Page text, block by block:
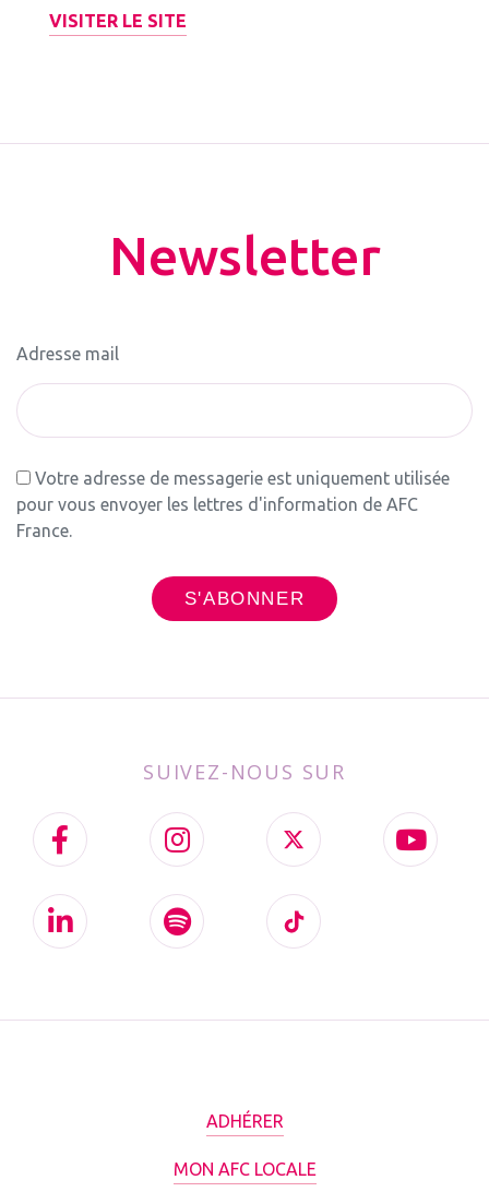
VISITER LE SITE
Newsletter
Adresse mail
Votre adresse de messagerie est uniquement utilisée
pour vous envoyer les lettres d'information de AFC
France.
SUIVEZ-NOUS SUR
ADHÉRER
MON AFC LOCALE